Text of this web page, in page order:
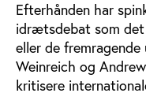
Efterhånden har
idrætsdebat som det
eller de
Weinreich og
kritisere